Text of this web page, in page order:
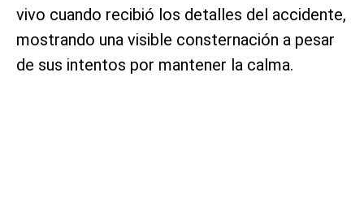
vivo cuando recibió los detalles del accidente,
mostrando una visible consternación a pesar
de sus intentos por mantener la calma.